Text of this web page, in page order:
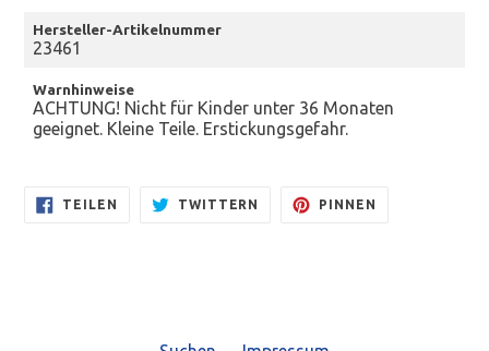
Hersteller-Artikelnummer
23461
Warnhinweise
ACHTUNG! Nicht für Kinder unter 36 Monaten
geeignet. Kleine Teile. Erstickungsgefahr.
TEILEN
FACEBOOK
TWITTERN
TWITTER
PINNEN